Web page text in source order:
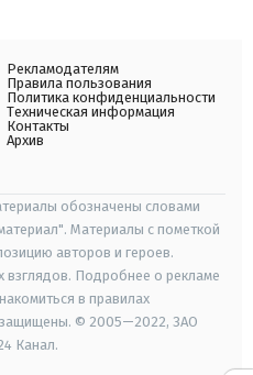
Рекламодателям
Правила пользования
Политика конфиденциальности
Техническая информация
Контакты
Архив
обозначены словами
Материалы с пометкой
авторов и героев.
взглядов. Подробнее о рекламе
в правилах
защищены. © 2005—2022, ЗАО
Канал.